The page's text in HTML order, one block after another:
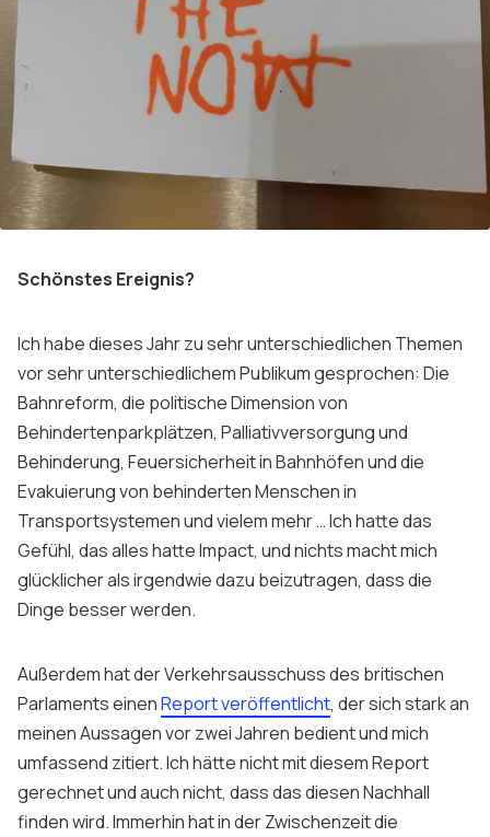
Schönstes Ereignis?
Ich habe dieses Jahr zu sehr unterschiedlichen Themen
vor sehr unterschiedlichem Publikum gesprochen: Die
Bahnreform, die politische Dimension von
Behindertenparkplätzen, Palliativversorgung und
Behinderung, Feuersicherheit in Bahnhöfen und die
Evakuierung von behinderten Menschen in
Transportsystemen und vielem mehr … Ich hatte das
Gefühl, das alles hatte Impact, und nichts macht mich
glücklicher als irgendwie dazu beizutragen, dass die
Dinge besser werden.
Außerdem hat der Verkehrsausschuss des britischen
Parlaments einenReport veröffentlicht, der sich stark an
meinen Aussagen vor zwei Jahren bedient und mich
umfassend zitiert. Ich hätte nicht mit diesem Report
gerechnet und auch nicht, dass das diesen Nachhall
finden wird. Immerhin hat in der Zwischenzeit die